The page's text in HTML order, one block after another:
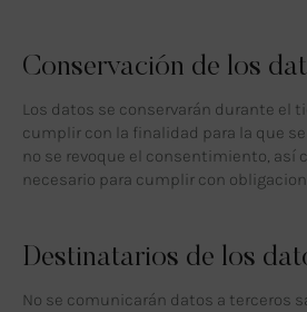
Conservación de los
Los datos se conservarán durante el
cumplir con la finalidad para la que
no se revoque el consentimiento, así
necesario para cumplir con
Destinatarios de los
No se comunicarán datos a terceros